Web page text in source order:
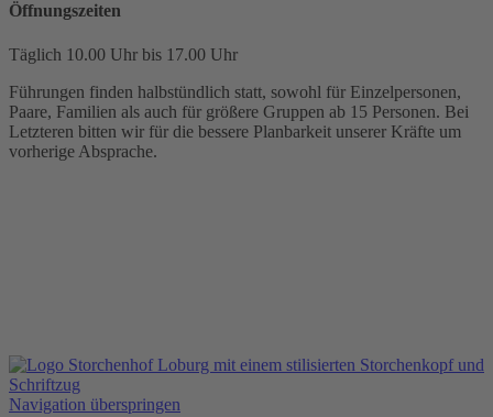
Öffnungszeiten
Täglich 10.00 Uhr bis 17.00 Uhr
Führungen finden halbstündlich statt, sowohl für Einzelpersonen,
Paare, Familien als auch für größere Gruppen ab 15 Personen. Bei
Letzteren bitten wir für die bessere Planbarkeit unserer Kräfte um
vorherige Absprache.
Navigation überspringen